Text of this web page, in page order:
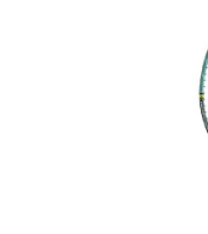
サッカー／
トレーニン